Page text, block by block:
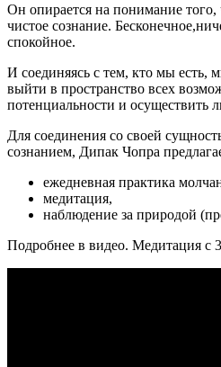
Он опирается на понимание
чистое сознание.
спокойное.
И соединяясь с тем, кто мы есть,
выйти в пространство всех
потенциальности и осуществить
Для соединения со своей
сознанием, Дипак Чопра
ежедневная практика
медитация,
наблюдение за природой
Подробнее в видео. Медитация с